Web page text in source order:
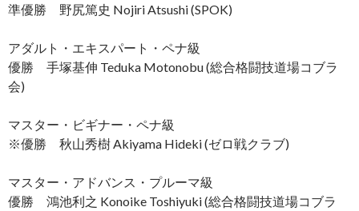
準優勝 野尻篤史 Nojiri Atsushi (SPOK)
アダルト・エキスパート・ペナ級
優勝 手塚基伸 Teduka Motonobu (総合格闘技道場コブラ
会)
マスター・ビギナー・ペナ級
※優勝 秋山秀樹 Akiyama Hideki (ゼロ戦クラブ)
マスター・アドバンス・プルーマ級
優勝 鴻池利之 Konoike Toshiyuki (総合格闘技道場コブラ